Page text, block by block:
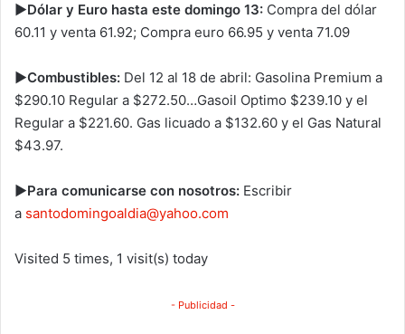
►Dólar y Euro hasta este domingo 13: Compra del dólar
60.11 y venta 61.92; Compra euro 66.95 y venta 71.09
►Combustibles: Del 12 al 18 de abril: Gasolina Premium a
$290.10 Regular a $272.50…Gasoil Optimo $239.10 y el
Regular a $221.60. Gas licuado a $132.60 y el Gas Natural
$43.97.
►Para comunicarse con nosotros: Escribir
a santodomingoaldia@yahoo.com
Visited 5 times, 1 visit(s) today
- Publicidad -